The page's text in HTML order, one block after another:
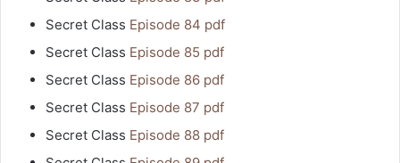
Secret Class Episode 84 pdf
Secret Class Episode 85 pdf
Secret Class Episode 86 pdf
Secret Class Episode 87 pdf
Secret Class Episode 88 pdf